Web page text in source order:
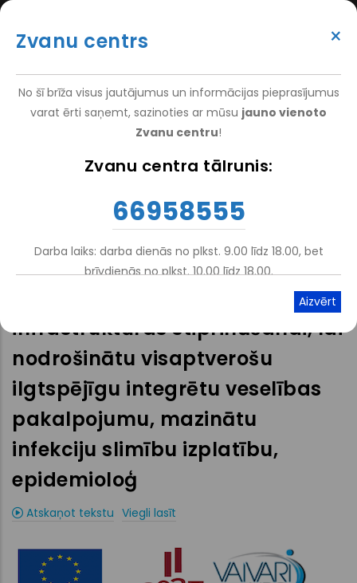
Pārlekt
galveno
MENU
VAKANCES
DARBINIEKIEM
Atpakaļceļš
Eiropas Savienības
Atveseļošanas fonda projekts
“Atbalsts Nacionālā
rehabilitācijas centra “Vaivari”
infrastruktūras stiprināšanai, lai
nodrošinātu visaptverošu
ilgtspējīgu integrētu veselības
pakalpojumu, mazinātu
infekciju slimību izplatību,
epidemioloģ
Atskaņot tekstu Viegli lasīt
×
Zvanu centrs
No šī brīža visus jautājumus un informācijas pieprasījumus
varat ērti saņemt, sazinoties ar mūsu jauno vienoto
Zvanu centru!
Zvanu centra tālrunis:
66958555
Darba laiks: darba dienās no plkst. 9.00 līdz 18.00, bet
brīvdienās no plkst. 10.00 līdz 18.00.